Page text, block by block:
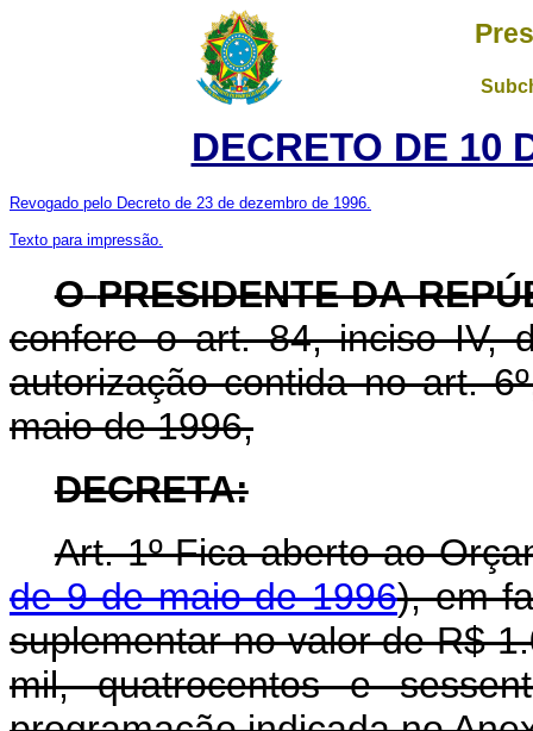
DECRETO DE 10
Revogado pelo Decreto de 23 de dezembro de 1996.
Texto para impressão.
O PRESIDENTE DA
confere o art. 84, inciso IV,
autorização contida no art.
maio de 1996,
DECRETA:
Art. 1º Fica aberto ao
de 9 de maio de 1996), em
suplementar no valor de R$
mil, quatrocentos e